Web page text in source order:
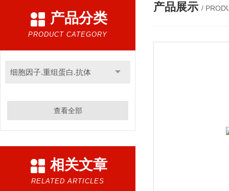
产品分类
PRODUCT CATEGORY
细胞因子.重组蛋白.抗体
查看全部
相关文章
RELATED ARTICLES
产品展示 /